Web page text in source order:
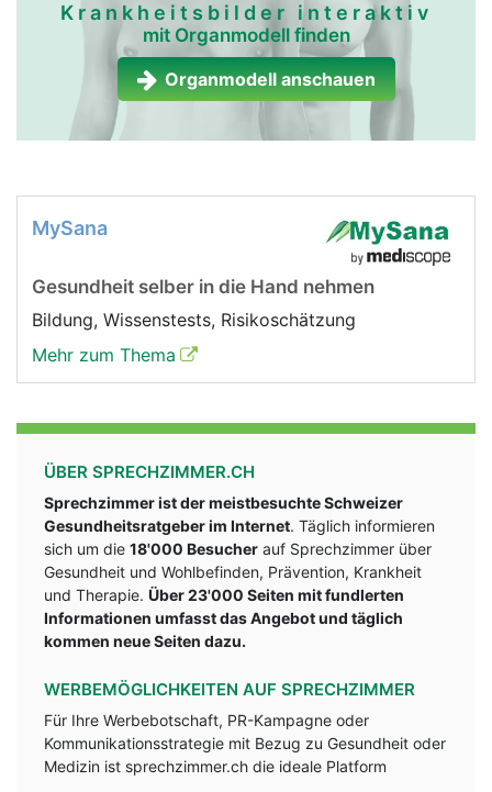
Krankheitsbilder interaktiv
mit Organmodell finden
Organmodell anschauen
MySana
Gesundheit selber in die Hand nehmen
Bildung, Wissenstests, Risikoschätzung
Mehr zum Thema
ÜBER SPRECHZIMMER.CH
Sprechzimmer ist der meistbesuchte Schweizer
Gesundheitsratgeber im Internet. Täglich informieren
sich um die 18'000 Besucher auf Sprechzimmer über
Gesundheit und Wohlbefinden, Prävention, Krankheit
und Therapie. Über 23'000 Seiten mit fundlerten
Informationen umfasst das Angebot und täglich
kommen neue Seiten dazu.
WERBEMÖGLICHKEITEN AUF SPRECHZIMMER
Für Ihre Werbebotschaft, PR-Kampagne oder
Kommunikationsstrategie mit Bezug zu Gesundheit oder
Medizin ist sprechzimmer.ch die ideale Platform